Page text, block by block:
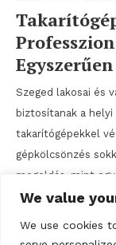
We value
We use cookies
Egyszerűen
Szeged lakosai és
biztosítanak a
takarítógépekkel
gépkölcsönzés
megoldás, mint
csak ritkán